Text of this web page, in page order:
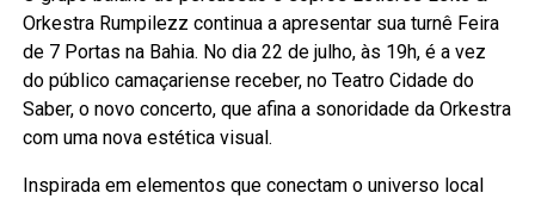
Orkestra Rumpilezz continua a apresentar sua turnê Feira
de 7 Portas na Bahia. No dia 22 de julho, às 19h, é a vez
do público camaçariense receber, no Teatro Cidade do
Saber, o novo concerto, que afina a sonoridade da Orkestra
com uma nova estética visual.
Inspirada em elementos que conectam o universo local